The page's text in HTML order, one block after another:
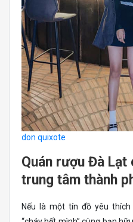
don quixote
Quán rượu Đà
trung tâm thành
Nếu là một tín đồ yêu